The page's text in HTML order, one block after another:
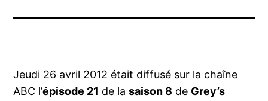
Jeudi 26 avril 2012 était diffusé sur la chaîne
ABC l’épisode 21 de lasaison 8 de Grey’s